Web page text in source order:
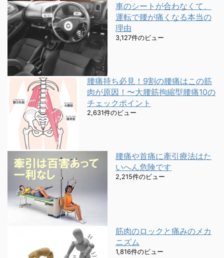
車のシートが合わなくて、
運転で腰が痛くなる本当の
理由
3,127件のビュー
腰痛持ち必見！9割の腰痛はこの筋
肉が原因！〜大腰筋拘縮型腰痛10の
チェックポイント
2,631件のビュー
腰痛や首痛に牽引療法はた
いへん危険です
2,215件のビュー
筋肉のロックと痛みのメカ
ニズム
1,816件のビュー